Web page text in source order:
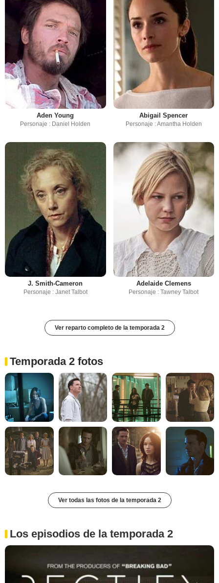
Aden Young
Personaje : Daniel Holden
Abigail Spencer
Personaje : Amantha Holden
J. Smith-Cameron
Personaje : Janet Talbot
Adelaide Clemens
Personaje : Tawney Talbot
Ver reparto completo de la temporada 2
Temporada 2 fotos
Ver todas las fotos de la temporada 2
Los episodios de la temporada 2